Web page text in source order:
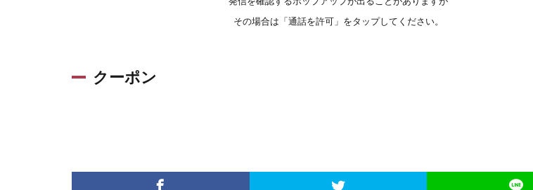
その場合は「通話を許可」をタップしてください。
クーポン